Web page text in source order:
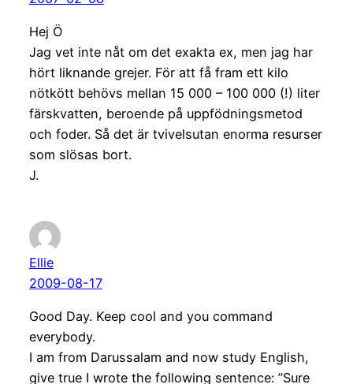
Hej Ö
Jag vet inte nåt om det exakta ex, men jag har
hört liknande grejer. För att få fram ett kilo
nötkött behövs mellan 15 000 – 100 000 (!) liter
färskvatten, beroende på uppfödningsmetod
och foder. Så det är tvivelsutan enorma resurser
som slösas bort.
J.
Ellie
2009-08-17
Good Day. Keep cool and you command
everybody.
I am from Darussalam and now study English,
give true I wrote the following sentence: ”Sure